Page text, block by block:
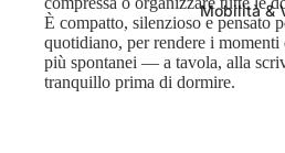
Mobilità &
È compatto, silenzioso e pensato
quotidiano, per rendere i momenti
più spontanei — a tavola, alla
tranquillo prima di dormire.